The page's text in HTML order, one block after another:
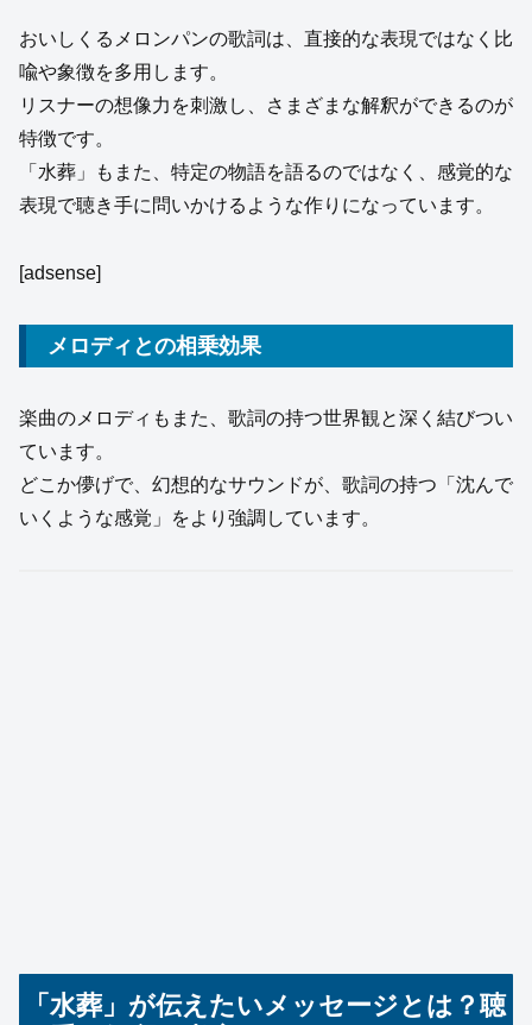
おいしくるメロンパンの歌詞は、直接的な表現ではなく比
喩や象徴を多用します。
リスナーの想像力を刺激し、さまざまな解釈ができるのが
特徴です。
「水葬」もまた、特定の物語を語るのではなく、感覚的な
表現で聴き手に問いかけるような作りになっています。
[adsense]
メロディとの相乗効果
楽曲のメロディもまた、歌詞の持つ世界観と深く結びつい
ています。
どこか儚げで、幻想的なサウンドが、歌詞の持つ「沈んで
いくような感覚」をより強調しています。
「水葬」が伝えたいメッセージとは？聴